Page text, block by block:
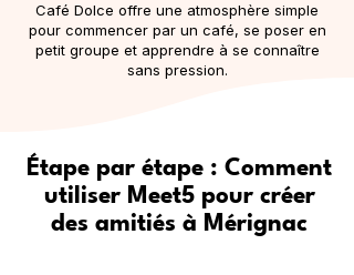
Café Dolce offre une atmosphère simple
pour commencer par un café, se poser en
petit groupe et apprendre à se connaître
sans pression.
Étape par étape : Comment
utiliser Meet5 pour créer
des amitiés à Mérignac